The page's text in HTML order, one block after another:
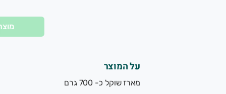
על המוצר
מארז שוקל כ- 700 גרם